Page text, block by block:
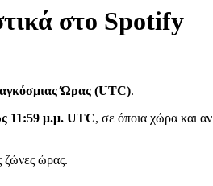
στο Spotify
Ώρας (UTC).
11:59 μ.μ. UTC, σε όποια χώρα και αν
ζώνες ώρας.